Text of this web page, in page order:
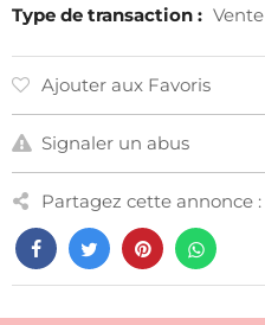
Type de transaction : Vente
Ajouter aux Favoris
Signaler un abus
Partagez cette annonce :